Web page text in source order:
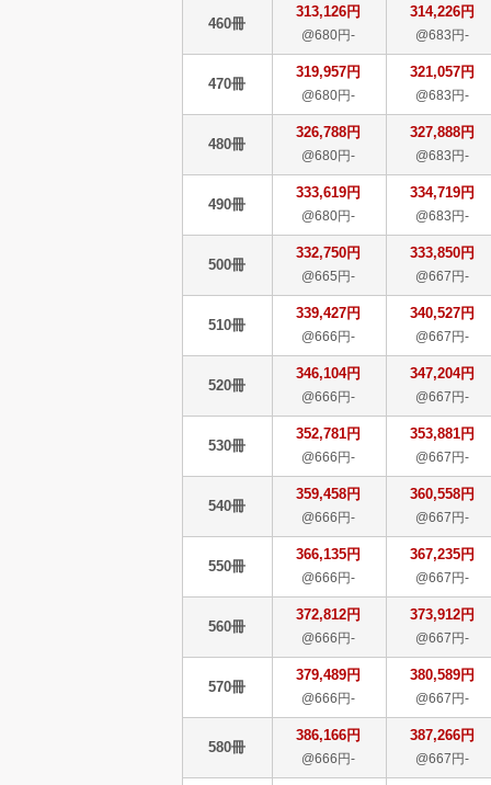
460冊
313,126円
@680円-
314,226円
@683円-
470冊
319,957円
@680円-
321,057円
@683円-
480冊
326,788円
@680円-
327,888円
@683円-
490冊
333,619円
@680円-
334,719円
@683円-
500冊
332,750円
@665円-
333,850円
@667円-
510冊
339,427円
@666円-
340,527円
@667円-
520冊
346,104円
@666円-
347,204円
@667円-
530冊
352,781円
@666円-
353,881円
@667円-
540冊
359,458円
@666円-
360,558円
@667円-
550冊
366,135円
@666円-
367,235円
@667円-
560冊
372,812円
@666円-
373,912円
@667円-
570冊
379,489円
@666円-
380,589円
@667円-
580冊
386,166円
@666円-
387,266円
@667円-